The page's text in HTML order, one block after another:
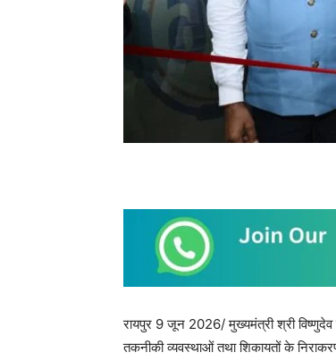
रायपुर 9 जून 2026/ मुख्यमंत्री श्री विष्णुदेव
तकनीकी व्यवस्थाओं तथा शिकायतों के